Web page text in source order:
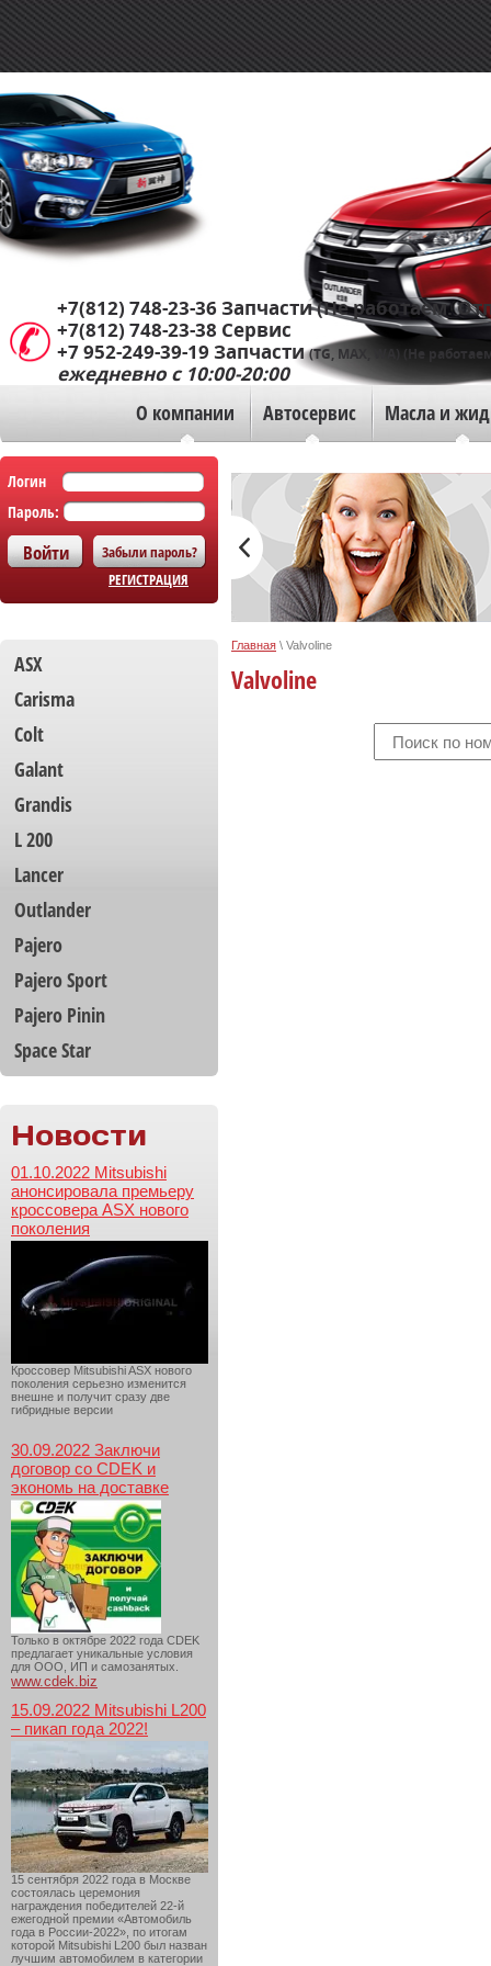
О компании Автосервис Масла и
+7(812) 748-23-36 Запчасти (Не работаем.
+7(812) 748-23-38 Сервис
+7 952-249-39-19 Запчасти(TG, MAX, WA) (Не
ежедневно с 10:00-20:00
Логин
Пароль:
Забыли пароль?
РЕГИСТРАЦИЯ
ASX
Carisma
Colt
Galant
Grandis
L 200
Lancer
Outlander
Pajero
Pajero Sport
Pajero Pinin
Space Star
Новости
01.10.2022 Mitsubishi
анонсировала премьеру
кроссовера ASX нового
поколения
Кроссовер Mitsubishi ASX нового
поколения серьезно изменится
внешне и получит сразу две
гибридные версии
30.09.2022 Заключи
договор со CDEK и
экономь на доставке
Только в октябре 2022 года CDEK
предлагает уникальные условия
для ООО, ИП и самозанятых.
www.cdek.biz
15.09.2022 Mitsubishi L200
– пикап года 2022!
15 сентября 2022 года в Москве
состоялась церемония
награждения победителей 22-й
ежегодной премии «Автомобиль
года в России-2022», по итогам
которой Mitsubishi L200 был назван
лучшим автомобилем в категории
Главная \ Valvoline
Valvoline